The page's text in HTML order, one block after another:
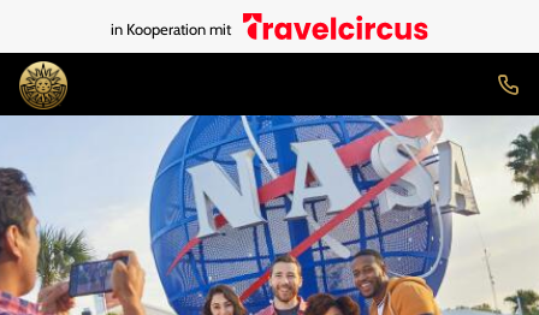
in Kooperation mit